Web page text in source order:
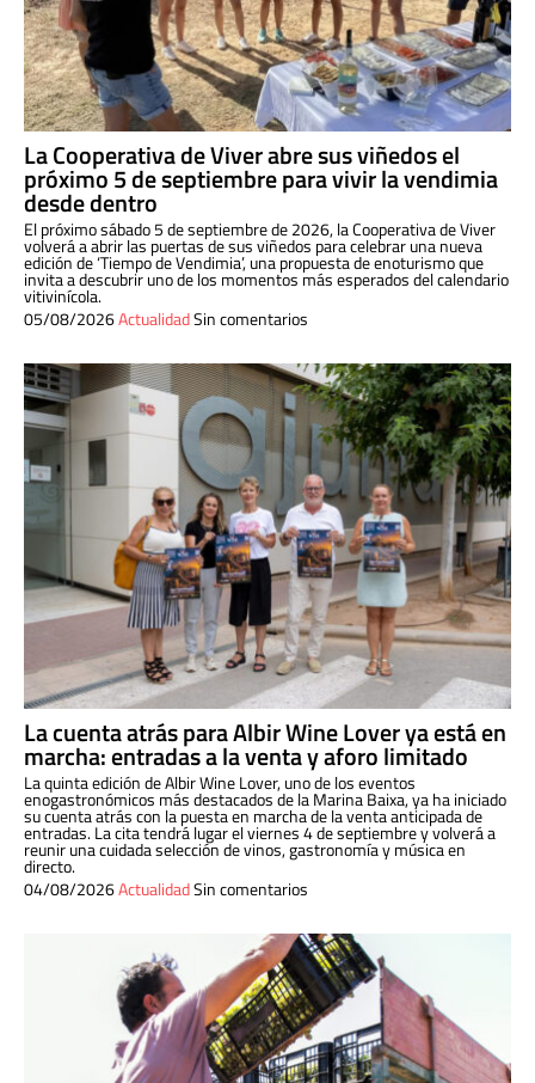
La Cooperativa de Viver abre sus viñedos el
próximo 5 de septiembre para vivir la vendimia
desde dentro
El próximo sábado 5 de septiembre de 2026, la Cooperativa de Viver
volverá a abrir las puertas de sus viñedos para celebrar una nueva
edición de ‘Tiempo de Vendimia’, una propuesta de enoturismo que
invita a descubrir uno de los momentos más esperados del calendario
vitivinícola.
05/08/2026ActualidadSin comentarios
La cuenta atrás para Albir Wine Lover ya está en
marcha: entradas a la venta y aforo limitado
La quinta edición de Albir Wine Lover, uno de los eventos
enogastronómicos más destacados de la Marina Baixa, ya ha iniciado
su cuenta atrás con la puesta en marcha de la venta anticipada de
entradas. La cita tendrá lugar el viernes 4 de septiembre y volverá a
reunir una cuidada selección de vinos, gastronomía y música en
directo.
04/08/2026ActualidadSin comentarios